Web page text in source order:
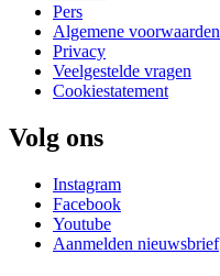
Pers
Algemene voorwaarden
Privacy
Veelgestelde vragen
Cookiestatement
Volg ons
Instagram
Facebook
Youtube
Aanmelden nieuwsbrief